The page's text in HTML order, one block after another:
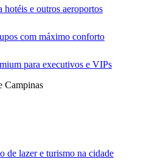
hotéis e outros aeroportos
com máximo conforto
para executivos e VIPs
Campinas
de lazer e turismo na cidade